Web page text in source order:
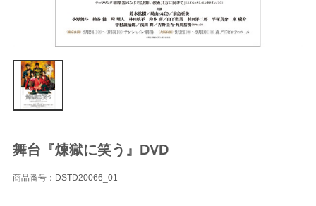
舞台『煉獄に笑う』DVD
商品番号：DSTD20066_01